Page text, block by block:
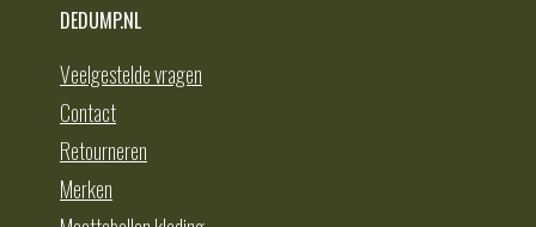
DEDUMP.NL
Veelgestelde vragen
Contact
Retourneren
Merken